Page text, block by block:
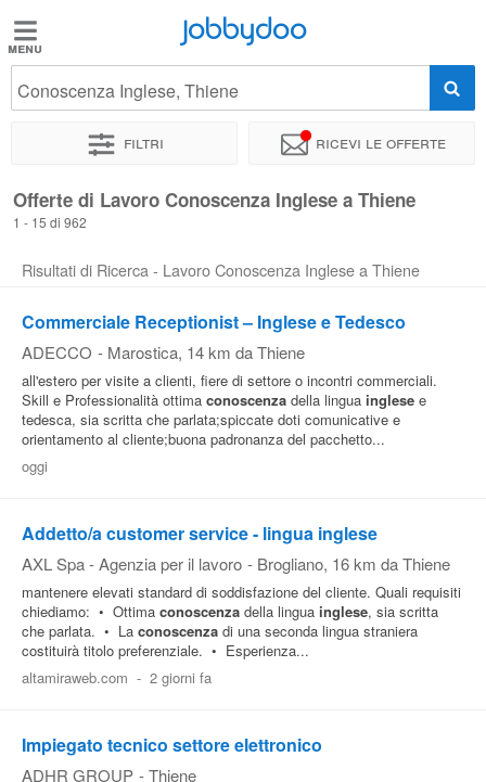
Jobbydoo
Offerte
Stipendi
professioni
Blog
Pubblica
Offerte
Area
Aziende
Jobbydoo
Conoscenza Inglese, Thiene
Filtri Ricevi le offerte
Offerte di Lavoro Conoscenza Inglese a Thiene
1 - 15 di 962
Risultati di Ricerca - Lavoro Conoscenza Inglese a Thiene
Commerciale Receptionist – Inglese e Tedesco
ADECCO - Marostica, 14 km da Thiene
all'estero per visite a clienti, fiere di settore o incontri commerciali.
Skill e Professionalità ottima conoscenza della lingua inglese e
tedesca, sia scritta che parlata;spiccate doti comunicative e
orientamento al cliente;buona padronanza del pacchetto...
oggi
Addetto/a customer service - lingua inglese
AXL Spa - Agenzia per il lavoro - Brogliano, 16 km da Thiene
mantenere elevati standard di soddisfazione del cliente. Quali requisiti
chiediamo: • Ottima conoscenza della lingua inglese, sia scritta
che parlata. • La conoscenza di una seconda lingua straniera
costituirà titolo preferenziale. • Esperienza...
altamiraweb.com - 2 giorni fa
Impiegato tecnico settore elettronico
ADHR GROUP - Thiene